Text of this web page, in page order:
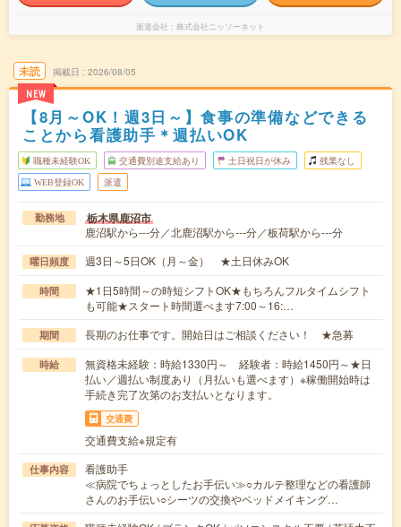
派遣会社 株式会社ニッソーネット
未読
NEW
掲載日 2026/08/05
【8月～OK！週3日～】食事の準備などできる
ことから看護助手＊週払いOK
職種未経験OK 交通費別途支給あり 土日祝日が休み 残業なし
WEB登録OK 派遣
勤務地 栃木県鹿沼市
鹿沼駅から---分／北鹿沼駅から---分／板荷駅から---分
曜日頻度 週3日～5日OK（月～金） ★土日休みOK
時間
★1日5時間～の時短シフトOK★もちろんフルタイムシフト
も可能★スタート時間選べます7:00～16:…
期間 長期のお仕事です。開始日はご相談ください！ ★急募
時給
無資格未経験：時給1330円～ 経験者：時給1450円～★日
払い／週払い制度あり（月払いも選べます）※稼働開始時は
手続き完了次第のお支払いとなります。
交通費
交通費支給※規定有
仕事内容
看護助手
≪病院でちょっとしたお手伝い≫○カルテ整理などの看護師
さんのお手伝い○シーツの交換やベッドメイキング…